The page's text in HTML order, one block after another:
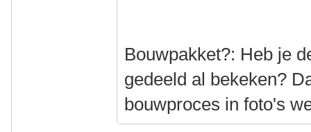
Bouwpakket?: Heb je
gedeeld al bekeken?
bouwproces in foto's